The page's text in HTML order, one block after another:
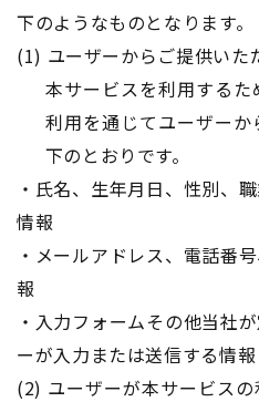
下のようなものとなります。
(1) ユーザーからご提供いた
本サービスを利用する
利用を通じてユーザー
下のとおりです。
・氏名、生年月日、性別、
情報
・メールアドレス、電話番
報
・入力フォームその他当社
ーが入力または送信する情報
(2) ユーザーが本サービス